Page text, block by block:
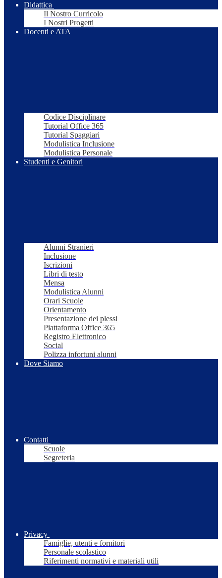
Didattica
Il Nostro Curricolo
I Nostri Progetti
Docenti e ATA
Codice Disciplinare
Tutorial Office 365
Tutorial Spaggiari
Modulistica Inclusione
Modulistica Personale
Studenti e Genitori
Alunni Stranieri
Inclusione
Iscrizioni
Libri di testo
Mensa
Modulistica Alunni
Orari Scuole
Orientamento
Presentazione dei plessi
Piattaforma Office 365
Registro Elettronico
Social
Polizza infortuni alunni
Dove Siamo
Contatti
Scuole
Segreteria
Privacy
Famiglie, utenti e fornitori
Personale scolastico
Riferimenti normativi e materiali utili